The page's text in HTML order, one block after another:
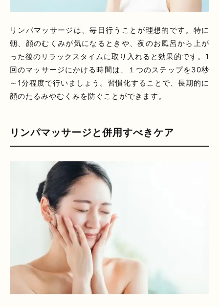
リンパマッサージは、毎日行うことが理想的です。特に
朝、顔のむくみが気になるときや、夜のお風呂から上が
った後のリラックスタイムに取り入れると効果的です。1
回のマッサージにかける時間は、１つのステップを30秒
～1分程度で行いましょう。習慣化することで、長期的に
顔のたるみやむくみを防ぐことができます。
リンパマッサージと併用すべきケア